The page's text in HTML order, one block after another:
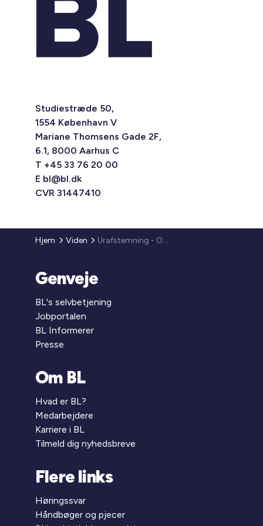
Studiestræde 50,
1554 København V
Mariane Thomsens Gade 2F,
6.1, 8000 Aarhus C
T +45 33 76 20 00
E bl@bl.dk
CVR 31447410
Hjem Viden Urafstemning - Overenskomst for ejendomsservice 2012-2014
Genveje
BL's selvbetjening
Jobportalen
BL Informerer
Presse
Om BL
Hvad er BL?
Medarbejdere
Karriere i BL
Tilmeld dig nyhedsbreve
Flere links
Høringssvar
Håndbøger og pjecer